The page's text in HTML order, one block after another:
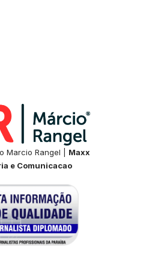
Marcio Rangel | Maxx
e Comunicacao